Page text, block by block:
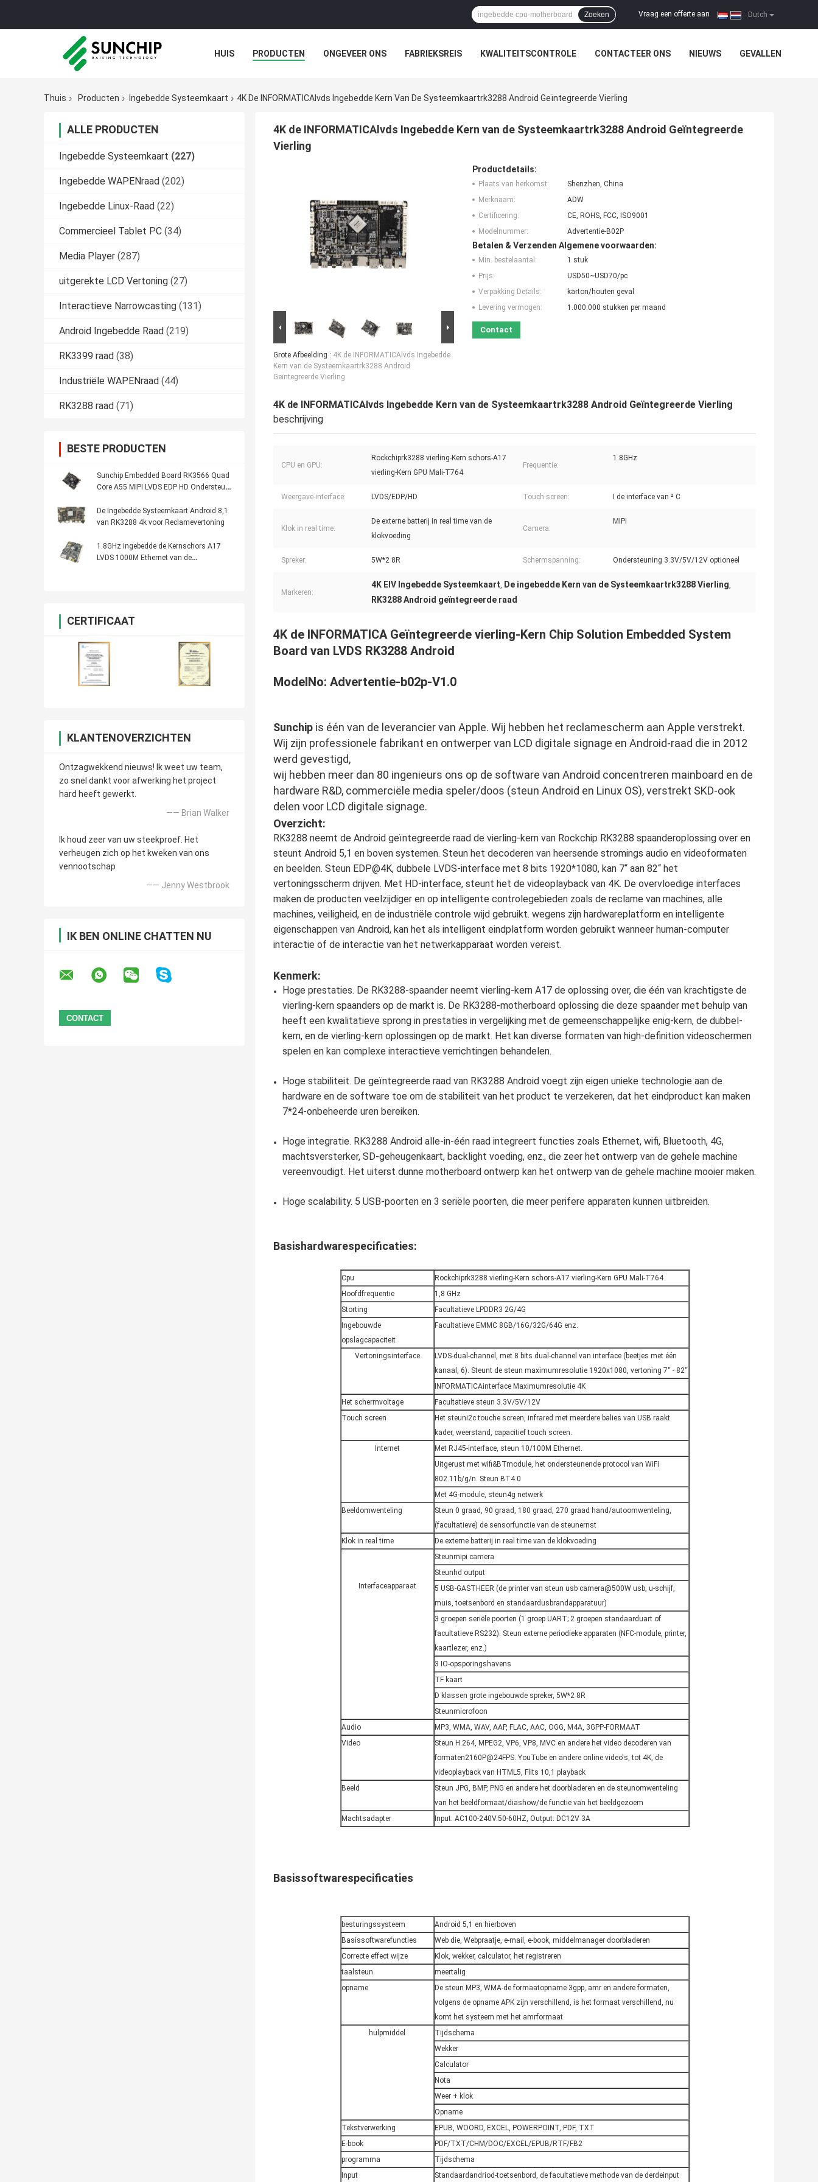
Dutch
Vraag een offerte aan
Zoeken
HUIS PRODUCTEN ONGEVEER ONS FABRIEKSREIS KWALITEITSCONTROLE CONTACTEER ONS NIEUWS GEVALLEN
Thuis
Producten Ingebedde Systeemkaart 4K De INFORMATICAlvds Ingebedde Kern Van De Systeemkaartrk3288 Android Geïntegreerde Vierling
ALLE PRODUCTEN
Ingebedde Systeemkaart (227)
Ingebedde WAPENraad (202)
Ingebedde Linux-Raad (22)
Commercieel Tablet PC (34)
Media Player (287)
uitgerekte LCD Vertoning (27)
Interactieve Narrowcasting (131)
Android Ingebedde Raad (219)
RK3399 raad (38)
Industriële WAPENraad (44)
RK3288 raad (71)
BESTE PRODUCTEN
Sunchip Embedded Board RK3566 Quad
Core A55 MIPI LVDS EDP HD Ondersteund
De Ingebedde Systeemkaart Android 8,1
van RK3288 4k voor Reclamevertoning
1.8GHz ingebedde de Kernschors A17
LVDS 1000M Ethernet van de
CERTIFICAAT
KLANTENOVERZICHTEN
Ontzagwekkend nieuws! Ik weet uw team,
zo snel dankt voor afwerking het project
hard heeft gewerkt.
—— Brian Walker
Ik houd zeer van uw steekproef. Het
verheugen zich op het kweken van ons
vennootschap
—— Jenny Westbrook
IK BEN ONLINE CHATTEN NU
4K de INFORMATICAlvds Ingebedde Kern van de Systeemkaartrk3288 Android Geïntegreerde
Vierling
Grote Afbeelding : 4K de INFORMATICAlvds Ingebedde
Kern van de Systeemkaartrk3288 Android
Geïntegreerde Vierling
Productdetails:
Plaats van herkomst:
Shenzhen, China
Merknaam:
ADW
Certificering:
CE, ROHS, FCC, ISO9001
Modelnummer:
Advertentie-B02P
Betalen & Verzenden Algemene voorwaarden:
Min. bestelaantal:
1 stuk
Prijs:
USD50~USD70/pc
Verpakking Details:
karton/houten geval
Levering vermogen:
1.000.000 stukken per maand
Contact
4K de INFORMATICAlvds Ingebedde Kern van de Systeemkaartrk3288 Android Geïntegreerde Vierling
beschrijving
CPU en GPU:
Rockchiprk3288 vierling-Kern schors-A17
vierling-Kern GPU Mali-T764
Frequentie:
1.8GHz
Weergave-interface: LVDS/EDP/HD Touch screen: I de interface van ² C
Klok in real time:
De externe batterij in real time van de
klokvoeding
Camera:
MIPI
Spreker: 5W*2 8R Schermspanning: Ondersteuning 3.3V/5V/12V optioneel
Markeren:
4K EIV Ingebedde Systeemkaart, De ingebedde Kern van de Systeemkaartrk3288 Vierling,
RK3288 Android geïntegreerde raad
4K de INFORMATICA Geïntegreerde vierling-Kern Chip Solution Embedded System
Board van LVDS RK3288 Android
ModelNo: Advertentie-b02p-V1.0
Sunchip is één van de leverancier van Apple. Wij hebben het reclamescherm aan Apple verstrekt.
Wij zijn professionele fabrikant en ontwerper van LCD digitale signage en Android-raad die in 2012
werd gevestigd,
wij hebben meer dan 80 ingenieurs ons op de software van Android concentreren mainboard en de
hardware R&D, commerciële media speler/doos (steun Android en Linux OS), verstrekt SKD-ook
delen voor LCD digitale signage.
Overzicht:
RK3288 neemt de Android geïntegreerde raad de vierling-kern van Rockchip RK3288 spaanderoplossing over en
steunt Android 5,1 en boven systemen. Steun het decoderen van heersende stromings audio en videoformaten
en beelden. Steun EDP@4K, dubbele LVDS-interface met 8 bits 1920*1080, kan 7“ aan 82“ het
vertoningsscherm drijven. Met HD-interface, steunt het de videoplayback van 4K. De overvloedige interfaces
maken de producten veelzijdiger en op intelligente controlegebieden zoals de reclame van machines, alle
machines, veiligheid, en de industriële controle wijd gebruikt. wegens zijn hardwareplatform en intelligente
eigenschappen van Android, kan het als intelligent eindplatform worden gebruikt wanneer human-computer
interactie of de interactie van het netwerkapparaat worden vereist.
Kenmerk:
Hoge prestaties. De RK3288-spaander neemt vierling-kern A17 de oplossing over, die één van krachtigste de
vierling-kern spaanders op de markt is. De RK3288-motherboard oplossing die deze spaander met behulp van
heeft een kwalitatieve sprong in prestaties in vergelijking met de gemeenschappelijke enig-kern, de dubbel-
kern, en de vierling-kern oplossingen op de markt. Het kan diverse formaten van high-definition videoschermen
spelen en kan complexe interactieve verrichtingen behandelen.
Hoge stabiliteit. De geïntegreerde raad van RK3288 Android voegt zijn eigen unieke technologie aan de
hardware en de software toe om de stabiliteit van het product te verzekeren, dat het eindproduct kan maken
7*24-onbeheerde uren bereiken.
Hoge integratie. RK3288 Android alle-in-één raad integreert functies zoals Ethernet, wifi, Bluetooth, 4G,
machtsversterker, SD-geheugenkaart, backlight voeding, enz., die zeer het ontwerp van de gehele machine
vereenvoudigt. Het uiterst dunne motherboard ontwerp kan het ontwerp van de gehele machine mooier maken.
Hoge scalability. 5 USB-poorten en 3 seriële poorten, die meer perifere apparaten kunnen uitbreiden.
Basishardwarespecificaties:
Cpu
Rockchiprk3288 vierling-Kern schors-A17 vierling-Kern GPU Mali-T764
Hoofdfrequentie
1,8 GHz
Storting
Facultatieve LPDDR3 2G/4G
Ingebouwde
opslagcapaciteit
Facultatieve EMMC 8GB/16G/32G/64G enz.
Vertoningsinterface
LVDS-dual-channel, met 8 bits dual-channel van interface (beetjes met één
kanaal, 6). Steunt de steun maximumresolutie 1920x1080, vertoning 7“ - 82“
INFORMATICAinterface Maximumresolutie 4K
Het schermvoltage
Facultatieve steun 3.3V/5V/12V
Touch screen
Het steuni2c touche screen, infrared met meerdere balies van USB raakt
kader, weerstand, capacitief touch screen.
Internet
Met RJ45-interface, steun 10/100M Ethernet.
Uitgerust met wifi&BTmodule, het ondersteunende protocol van WiFi
802.11b/g/n. Steun BT4.0
Met 4G-module, steun4g netwerk
Beeldomwenteling
Steun 0 graad, 90 graad, 180 graad, 270 graad hand/autoomwenteling,
(facultatieve) de sensorfunctie van de steunernst
Klok in real time
De externe batterij in real time van de klokvoeding
Interfaceapparaat
Steunmipi camera
Steunhd output
5 USB-GASTHEER (de printer van steun usb camera@500W usb, u-schijf,
muis, toetsenbord en standaardusbrandapparatuur)
3 groepen seriële poorten (1 groep UART; 2 groepen standaarduart of
facultatieve RS232). Steun externe periodieke apparaten (NFC-module, printer,
kaartlezer, enz.)
3 IO-opsporingshavens
TF kaart
D klassen grote ingebouwde spreker, 5W*2 8R
Steunmicrofoon
Audio
MP3, WMA, WAV, AAP, FLAC, AAC, OGG, M4A, 3GPP-FORMAAT
Video
Steun H.264, MPEG2, VP6, VP8, MVC en andere het video decoderen van
formaten2160P@24FPS. YouTube en andere online video's, tot 4K, de
videoplayback van HTML5, Flits 10,1 playback
Beeld
Steun JPG, BMP, PNG en andere het doorbladeren en de steunomwenteling
van het beeldformaat/diashow/de functie van het beeldgezoem
Machtsadapter
Input: AC100-240V.50-60HZ, Output: DC12V 3A
Basissoftwarespecificaties
besturingssysteem
Android 5,1 en hierboven
Basissoftwarefuncties
Web die, Webpraatje, e-mail, e-book, middelmanager doorbladeren
Correcte effect wijze
Klok, wekker, calculator, het registreren
taalsteun
meertalig
opname
De steun MP3, WMA-de formaatopname 3gpp, amr en andere formaten,
volgens de opname APK zijn verschillend, is het formaat verschillend, nu
komt het systeem met het amrformaat
hulpmiddel
Tijdschema
Wekker
Calculator
Nota
Weer + klok
Opname
Tekstverwerking
EPUB, WOORD, EXCEL, POWERPOINT, PDF, TXT
E-book
PDF/TXT/CHM/DOC/EXCEL/EPUB/RTF/FB2
programma
Tijdschema
Input
Standaardandriod-toetsenbord, de facultatieve methode van de derdeinput